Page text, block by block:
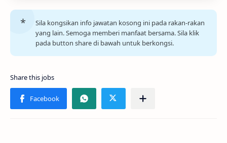
Sila kongsikan info jawatan kosong ini pada rakan-rakan
yang lain. Semoga memberi manfaat bersama. Sila klik
pada button share di bawah untuk berkongsi.